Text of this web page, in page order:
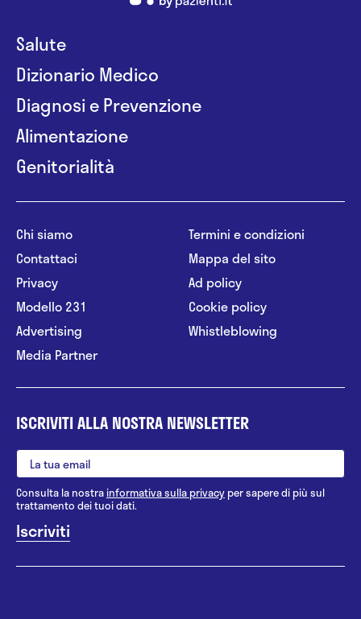
Salute
Dizionario Medico
Diagnosi e Prevenzione
Alimentazione
Genitorialità
Chi siamo
Contattaci
Privacy
Modello 231
Advertising
Media Partner
Termini e condizioni
Mappa del sito
Ad policy
Cookie policy
Whistleblowing
ISCRIVITI ALLA NOSTRA NEWSLETTER
Consulta la nostrainformativa sulla privacy per sapere di più sul
trattamento dei tuoi dati.